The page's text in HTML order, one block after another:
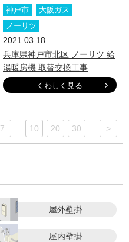
神戸市
大阪ガス
ノーリツ
2021.03.18
兵庫県神戸市北区 ノーリツ 給
湯暖房機 取替交換工事
くわしく見る
7 ... 10 20 30 ... >
屋外壁掛
屋内壁掛